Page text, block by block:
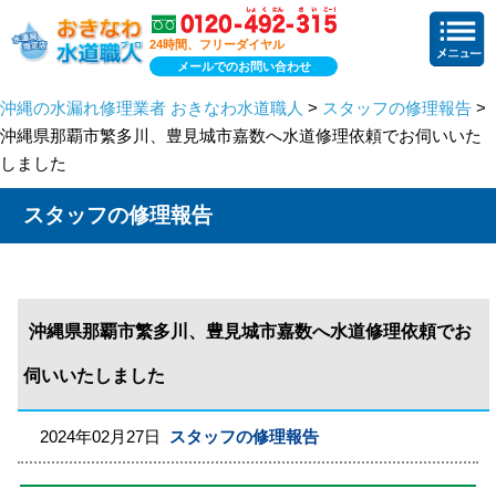
24時間、フリーダイヤル
メールでのお問い合わせ
沖縄の水漏れ修理業者 おきなわ水道職人 > スタッフの修理報告 >
沖縄県那覇市繁多川、豊見城市嘉数へ水道修理依頼でお伺いいた
しました
スタッフの修理報告
沖縄県那覇市繁多川、豊見城市嘉数へ水道修理依頼でお
伺いいたしました
2024年02月27日 スタッフの修理報告